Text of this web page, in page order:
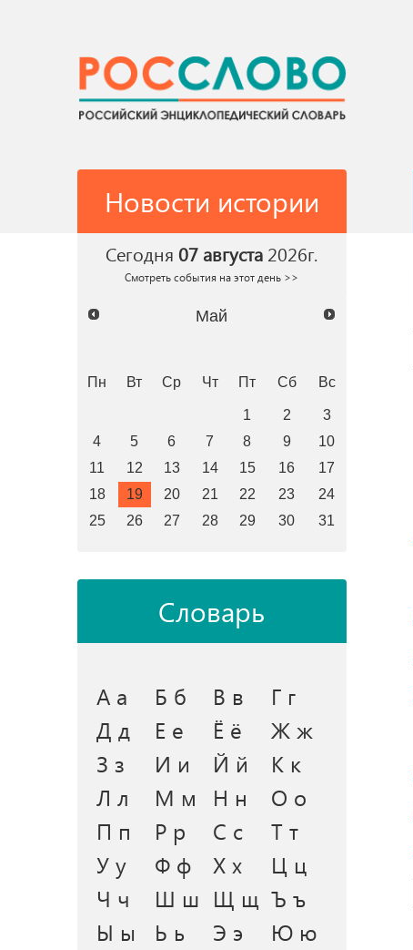
Новости истории
Сегодня 07 августа 2026г.
Смотреть события на этот день >>
Май
Пн Вт Ср Чт Пт Сб Вс
1 2
3
4
5 6 7 8 9
10
11
12 13 14 15 16
17
18
19 20 21 22 23
24
25
26 27 28 29 30 31
Словарь
А а Б б В в
Г г
Д д
Е е Ё ё
Ж ж
З з
И и Й й
К к
Л л
М м Н н
О о
П п
Р р С с
Т т
У у
Ф ф Х х
Ц ц
Ч ч
Ш ш Щ щ Ъ ъ
Ы ы
Ь ь Э э
Ю ю